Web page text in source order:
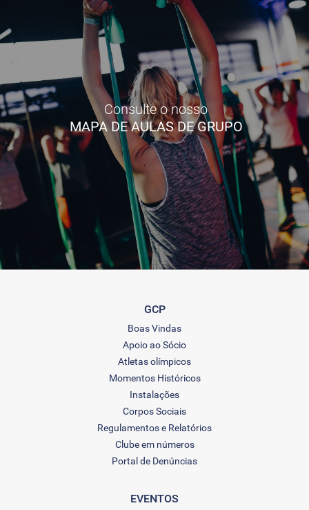
Consulte o nosso
MAPA DE AULAS DE GRUPO
GCP
Boas Vindas
Apoio ao Sócio
Atletas olímpicos
Momentos Históricos
Instalações
Corpos Sociais
Regulamentos e Relatórios
Clube em números
Portal de Denúncias
EVENTOS